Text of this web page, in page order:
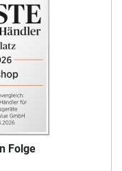
Folge